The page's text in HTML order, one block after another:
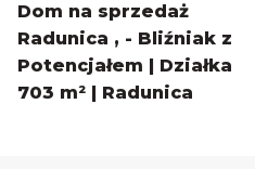
Dom na sprzedaż
Radunica , - Bliźniak z
Potencjałem | Działka
703 m² | Radunica